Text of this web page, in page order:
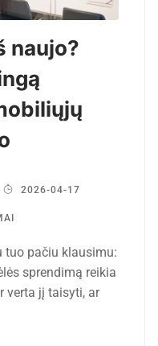
naujo?
2026-04-17
tuo pačiu klausimu:
sprendimą reikia
verta jį taisyti, ar